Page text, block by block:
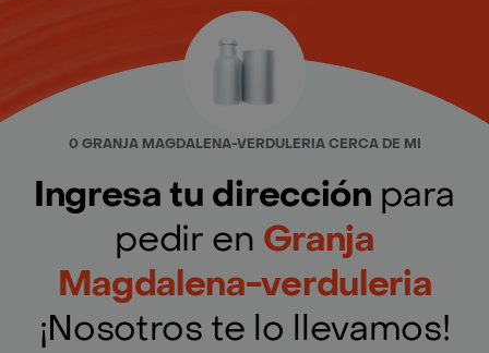
0 GRANJA MAGDALENA-VERDULERIA CERCA DE MI
Ingresa tu dirección para
pedir en Granja
Magdalena-verduleria
¡Nosotros te lo llevamos!